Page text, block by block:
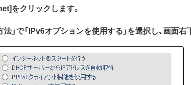
をクリックします。
法」で「IPv6オプションを使用する」を選択し、画面